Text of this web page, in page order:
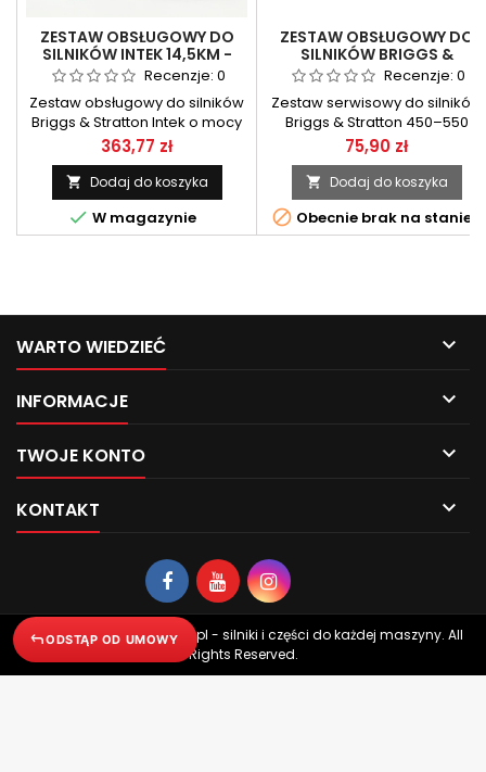
ZESTAW OBSŁUGOWY DO
SILNIKÓW INTEK 14,5KM -
18,5KMRecenzje: 0
Zestaw obsługowy do silników
Briggs & Stratton Intek o mocy
14.5 KM – 18.5 KM zawiera olej
SAE 30, filtr powietrza, oraz
świecę zapłonową. Doskonały
do maszyn ogrodniczych z
silnikami Briggs & Stratton,
zapewniający ich optymalną
okresowej obsługi silnika,
poprawiając...
Cena
363,77 zł
 Dodaj do koszyka
 W magazynie
ZESTAW OBSŁUGOWY DO
SILNIKÓW BRIGGS &
STRATTON SERII 450, 500,
550 (CLASSIC, SPRINT,
QUATTRO)
Recenzje: 0
Zestaw serwisowy do silników
Briggs & Stratton 450–550
(Classic, Sprint, Quattro). Filtr
powietrza, świeca zapłonowa,
olej silnikowy. Idealny do
kosiarek pchanych.
Cena
75,90 zł
 Dodaj do koszyka
 Obecnie brak na stanie
WARTO WIEDZIEĆ 
INFORMACJE 
TWOJE KONTO 
KONTAKT 
ODSTĄP OD UMOWY
© Copyright 2026 Chabin.pl - silniki i części do każdej maszyny. All
Rights Reserved.